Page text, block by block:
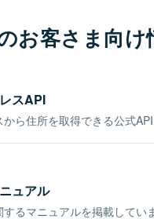
お客さま向け
スAPI
ら住所を取得できる公式API
ュアル
るマニュアルを掲載してい